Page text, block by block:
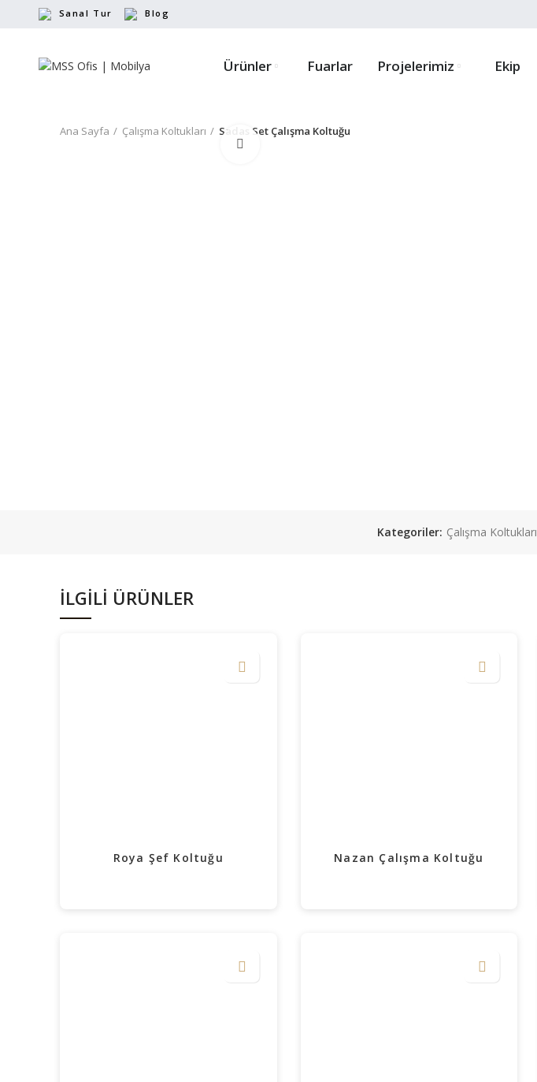
Sanal Tur Blog
Ürünler Fuarlar Projelerimiz Ekip
Ana Sayfa Çalışma Koltukları
Sadas Set Çalışma Koltuğu
Kategoriler: Çalışma Koltukları
İLGILI ÜRÜNLER
Roya Şef Koltuğu Nazan Çalışma Koltuğu